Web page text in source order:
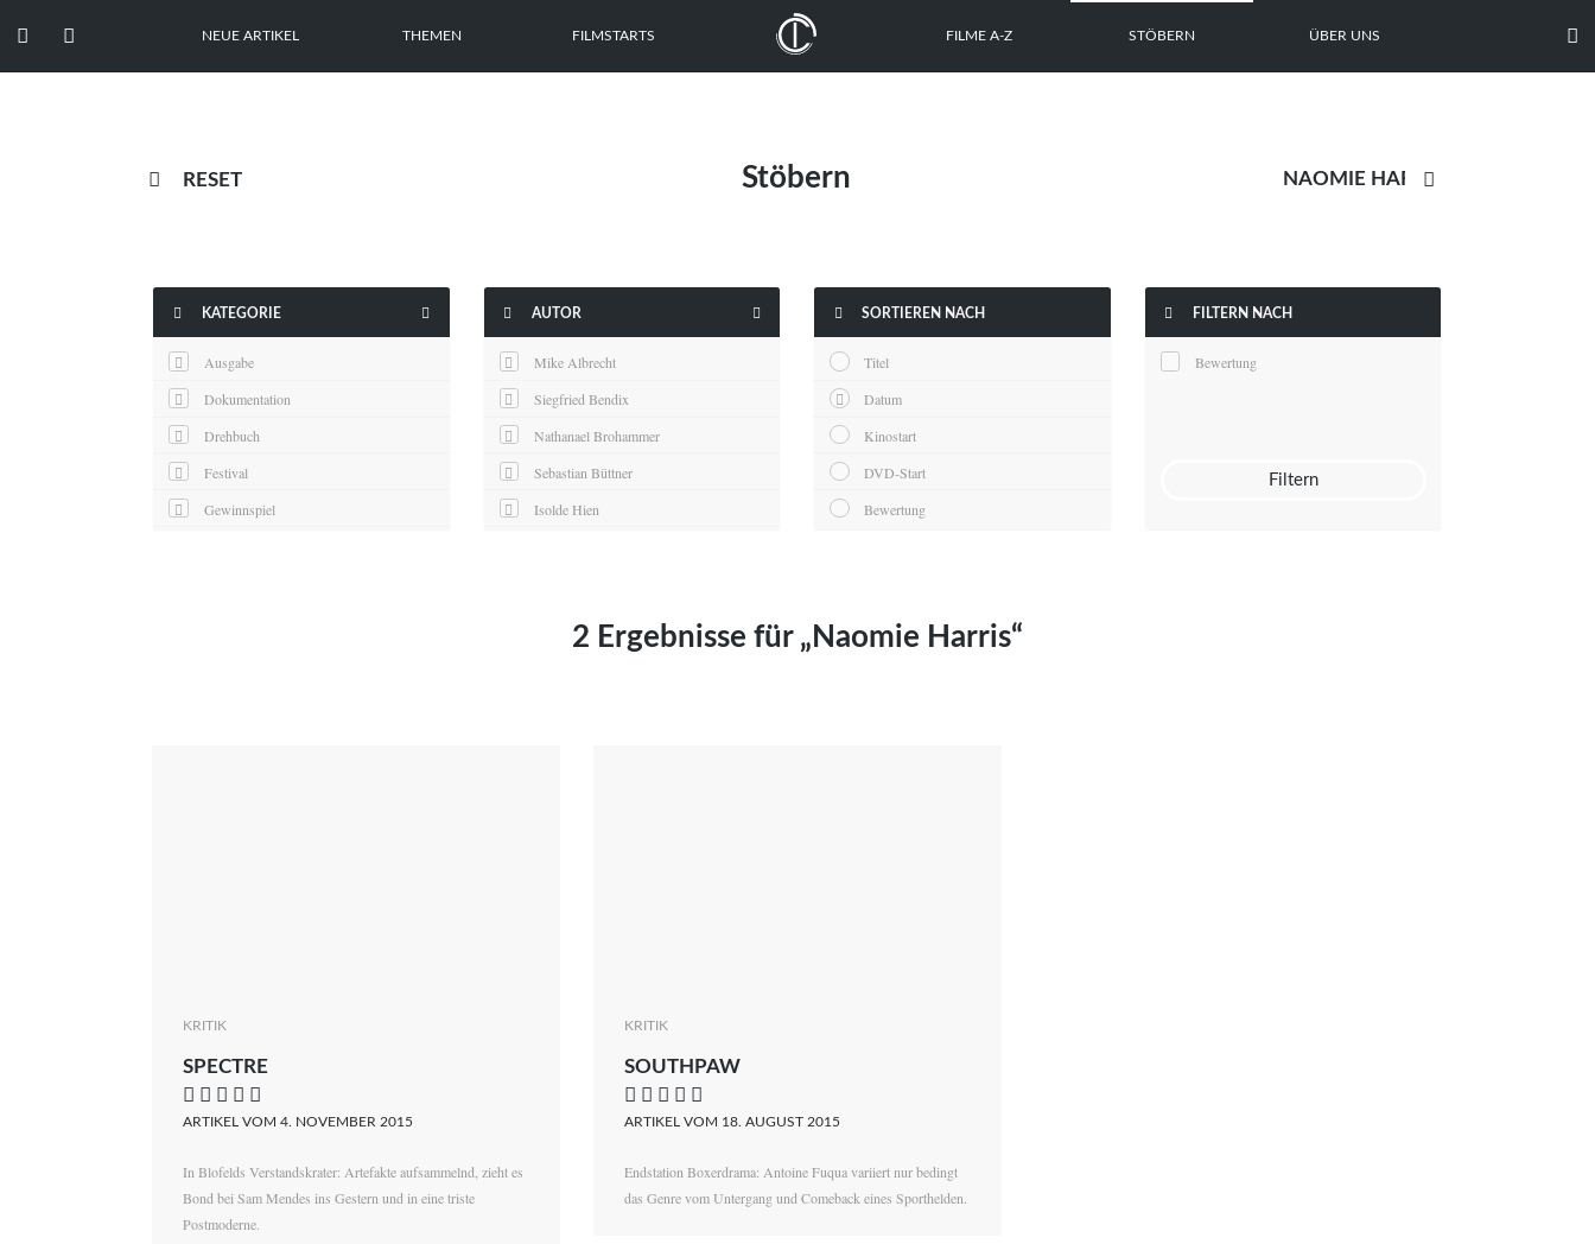
  NEUE ARTIKEL THEMEN FILMSTARTS FILME A-Z STÖBERN ÜBER UNS 
 RESET Stöbern 
 KATEGORIE 
Ausgabe
Dokumentation
Drehbuch
Festival
Gewinnspiel
 AUTOR 
Mike Albrecht
Siegfried Bendix
Nathanael Brohammer
Sebastian Büttner
Isolde Hien
Maximilian Kosing
Magdalena Zalewski
 SORTIEREN NACH
Titel
Datum
Kinostart
DVD-Start
Bewertung
 FILTERN NACH
Bewertung
Filtern
2 Ergebnisse für „Naomie Harris“
KRITIK
SPECTRE
    
ARTIKEL VOM 4. NOVEMBER 2015
In Blofelds Verstandskrater: Artefakte aufsammelnd, zieht es
Bond bei Sam Mendes ins Gestern und in eine triste
Postmoderne.
KRITIK
SOUTHPAW
    
ARTIKEL VOM 18. AUGUST 2015
Endstation Boxerdrama: Antoine Fuqua variiert nur bedingt
das Genre vom Untergang und Comeback eines Sporthelden.